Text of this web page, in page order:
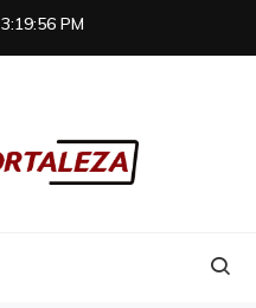
3:19:56 PM